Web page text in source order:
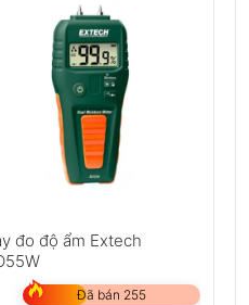
đo độ ẩm Extech
Đã bán 255